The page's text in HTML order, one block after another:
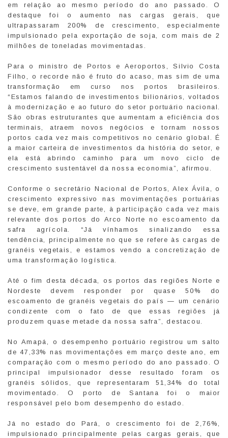
em relação ao mesmo período do ano passado. O
destaque foi o aumento nas cargas gerais, que
ultrapassaram 200% de crescimento, especialmente
impulsionado pela exportação de soja, com mais de 2
milhões de toneladas movimentadas.
Para o ministro de Portos e Aeroportos, Silvio Costa
Filho, o recorde não é fruto do acaso, mas sim de uma
transformação em curso nos portos brasileiros.
“Estamos falando de investimentos bilionários, voltados
à modernização e ao futuro do setor portuário nacional.
São obras estruturantes que aumentam a eficiência dos
terminais, atraem novos negócios e tornam nossos
portos cada vez mais competitivos no cenário global. É
a maior carteira de investimentos da história do setor, e
ela está abrindo caminho para um novo ciclo de
crescimento sustentável da nossa economia”, afirmou.
Conforme o secretário Nacional de Portos, Alex Ávila, o
crescimento expressivo nas movimentações portuárias
se deve, em grande parte, à participação cada vez mais
relevante dos portos do Arco Norte no escoamento da
safra agrícola. “Já vínhamos sinalizando essa
tendência, principalmente no que se refere às cargas de
granéis vegetais, e estamos vendo a concretização de
uma transformação logística.
Até o fim desta década, os portos das regiões Norte e
Nordeste devem responder por quase 50% do
escoamento de granéis vegetais do país — um cenário
condizente com o fato de que essas regiões já
produzem quase metade da nossa safra”, destacou.
No Amapá, o desempenho portuário registrou um salto
de 47,33% nas movimentações em março deste ano, em
comparação com o mesmo período do ano passado. O
principal impulsionador desse resultado foram os
granéis sólidos, que representaram 51,34% do total
movimentado. O porto de Santana foi o maior
responsável pelo bom desempenho do estado.
Já no estado do Pará, o crescimento foi de 2,76%,
impulsionado principalmente pelas cargas gerais, que